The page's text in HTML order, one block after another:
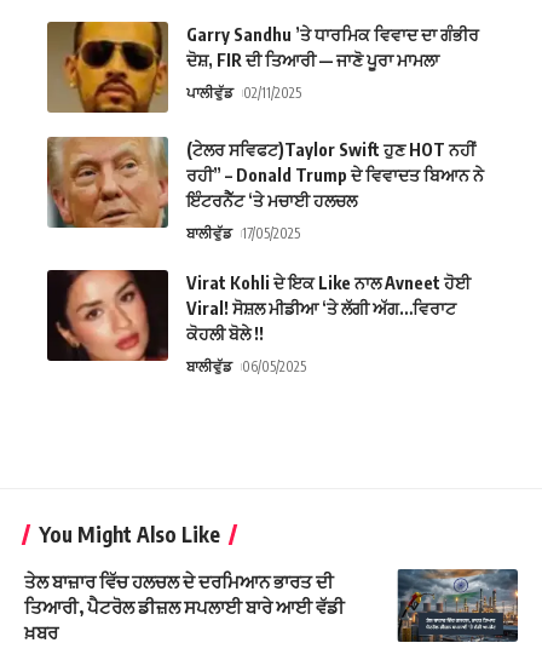
Garry Sandhu ’ਤੇ ਧਾਰਮਿਕ ਵਿਵਾਦ ਦਾ ਗੰਭੀਰ
ਦੋਸ਼, FIR ਦੀ ਤਿਆਰੀ — ਜਾਣੋ ਪੂਰਾ ਮਾਮਲਾ
ਪਾਲੀਵੁੱਡ 02/11/2025
(ਟੇਲਰ ਸਵਿਫਟ)Taylor Swift ਹੁਣ HOT ਨਹੀਂ
ਰਹੀ” – Donald Trump ਦੇ ਵਿਵਾਦਤ ਬਿਆਨ ਨੇ
ਇੰਟਰਨੈੱਟ ‘ਤੇ ਮਚਾਈ ਹਲਚਲ
ਬਾਲੀਵੁੱਡ 17/05/2025
Virat Kohli ਦੇ ਇਕ Like ਨਾਲ Avneet ਹੋਈ
Viral! ਸੋਸ਼ਲ ਮੀਡੀਆ ‘ਤੇ ਲੱਗੀ ਅੱਗ…ਵਿਰਾਟ
ਕੋਹਲੀ ਬੋਲੇ !!
ਬਾਲੀਵੁੱਡ 06/05/2025
You Might Also Like
ਤੇਲ ਬਾਜ਼ਾਰ ਵਿੱਚ ਹਲਚਲ ਦੇ ਦਰਮਿਆਨ ਭਾਰਤ ਦੀ
ਤਿਆਰੀ, ਪੈਟਰੋਲ ਡੀਜ਼ਲ ਸਪਲਾਈ ਬਾਰੇ ਆਈ ਵੱਡੀ
ਖ਼ਬਰ